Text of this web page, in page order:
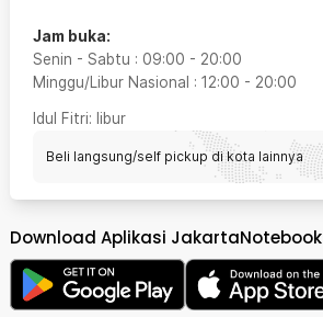
Jam buka:
Senin - Sabtu : 09:00 - 20:00
Minggu/Libur Nasional : 12:00 - 20:00
Idul Fitri: libur
Beli langsung/self pickup di kota lainnya
Download Aplikasi JakartaNotebook